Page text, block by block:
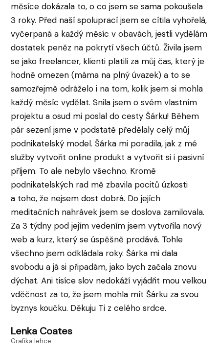
měsíce dokázala to, o co jsem se sama pokoušela
3 roky. Před naší spoluprací jsem se cítila vyhořelá,
vyčerpaná a každý měsíc v obavách, jestli vydělám
dostatek peněz na pokrytí všech účtů. Živila jsem
se jako freelancer, klienti platili za můj čas, který je
hodně omezen (máma na plný úvazek) a to se
samozřejmě odráželo i na tom, kolik jsem si mohla
každý měsíc vydělat. Snila jsem o svém vlastním
projektu a osud mi poslal do cesty Šárku! Během
pár sezení jsme v podstatě předělaly celý můj
podnikatelský model. Šárka mi poradila, jak z mé
služby vytvořit online produkt a vytvořit si i pasivní
příjem. To ale nebylo všechno. Kromě
podnikatelských rad mě zbavila pocitů úzkosti
a toho, že nejsem dost dobrá. Do jejích
meditačních nahrávek jsem se doslova zamilovala.
Za 3 týdny pod jejím vedením jsem vytvořila nový
web a kurz, který se úspěšně prodává. Tohle
všechno jsem odkládala roky. Šárka mi dala
svobodu a já si připadám, jako bych začala znovu
dýchat. Ani tisíce slov nedokáží vyjádřit mou velkou
vděčnost za to, že jsem mohla mít Šárku za svou
byznys koučku. Děkuju Ti z celého srdce.
Lenka Coates
Grafika lehce